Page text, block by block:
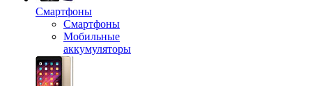
Смартфоны
Смартфоны
Мобильные
аккумуляторы